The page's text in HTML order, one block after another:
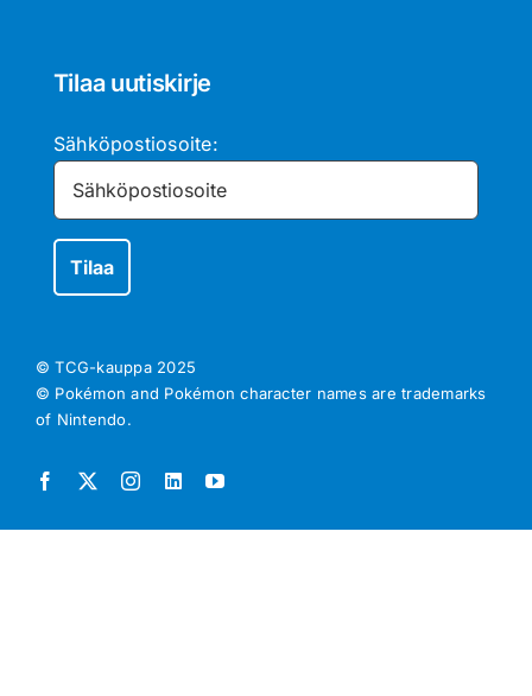
Tilaa uutiskirje
Sähköpostiosoite:
© TCG-kauppa 2025
© Pokémon and Pokémon character names are trademarks
of Nintendo.